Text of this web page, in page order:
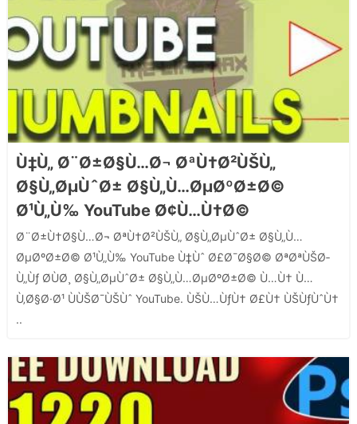
Ù‡Ù„ Ø¨Ø±Ø§Ù…Ø¬ ØªÙ†Ø²ÙŠÙ„
Ø§Ù„ØµÙˆØ± Ø§Ù„Ù…ØµØºØ±Ø©
Ø¹Ù„Ù‰ YouTube Ø¢Ù…Ù†Ø©
Ø¨Ø±Ù†Ø§Ù…Ø¬ ØªÙ†Ø²ÙŠÙ„ Ø§Ù„ØµÙˆØ± Ø§Ù„Ù…
ØµØºØ±Ø© Ø¹Ù„Ù‰ YouTube Ù‡Ùˆ Ø£Ø¯Ø§Ø© ØªØªÙŠØ­
Ù„Ùƒ Ø­ÙØ¸ Ø§Ù„ØµÙˆØ± Ø§Ù„Ù…ØµØºØ±Ø© Ù…Ù† Ù…
Ù‚Ø§Ø·Ø¹ ÙÙŠØ¯ÙŠÙˆ YouTube. ÙŠÙ…ÙƒÙ† Ø£Ù† ÙŠÙƒÙˆÙ†
..